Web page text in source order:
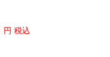
円 税込